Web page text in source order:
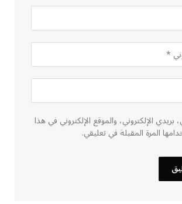
الإلكتروني، والموقع الإلكتروني في هذا
المرة المقبلة في تعليقي.